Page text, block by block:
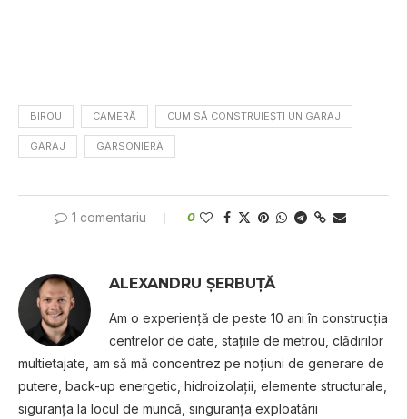
BIROU CAMERĂ CUM SĂ CONSTRUIEȘTI UN GARAJ
GARAJ GARSONIERĂ
1 comentariu 0
ALEXANDRU ȘERBUȚĂ
Am o experienţă de peste 10 ani în construcţia
centrelor de date, staţiile de metrou, clădirilor
multietajate, am să mă concentrez pe noţiuni de generare de
putere, back-up energetic, hidroizolaţii, elemente structurale,
siguranţa la locul de muncă, singuranţa exploatării